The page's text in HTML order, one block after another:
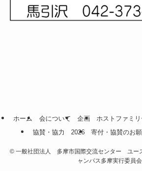
ホーム 会について 企画 ホストファミ
協賛・協力 2026
寄付・協賛のお
© 一般社団法人 多摩市国際交流センター ユー
ャンパス多摩実行委員会